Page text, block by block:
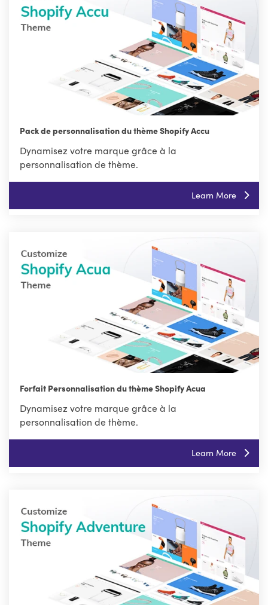
Pack de personnalisation du thème Shopify Accu
Dynamisez votre marque grâce à la
personnalisation de thème.
Learn More
Forfait Personnalisation du thème Shopify Acua
Dynamisez votre marque grâce à la
personnalisation de thème.
Learn More